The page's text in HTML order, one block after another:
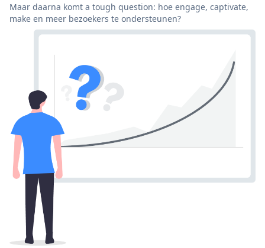
Maar daarna komt a tough question: hoe engage, captivate,
make en meer bezoekers te ondersteunen?